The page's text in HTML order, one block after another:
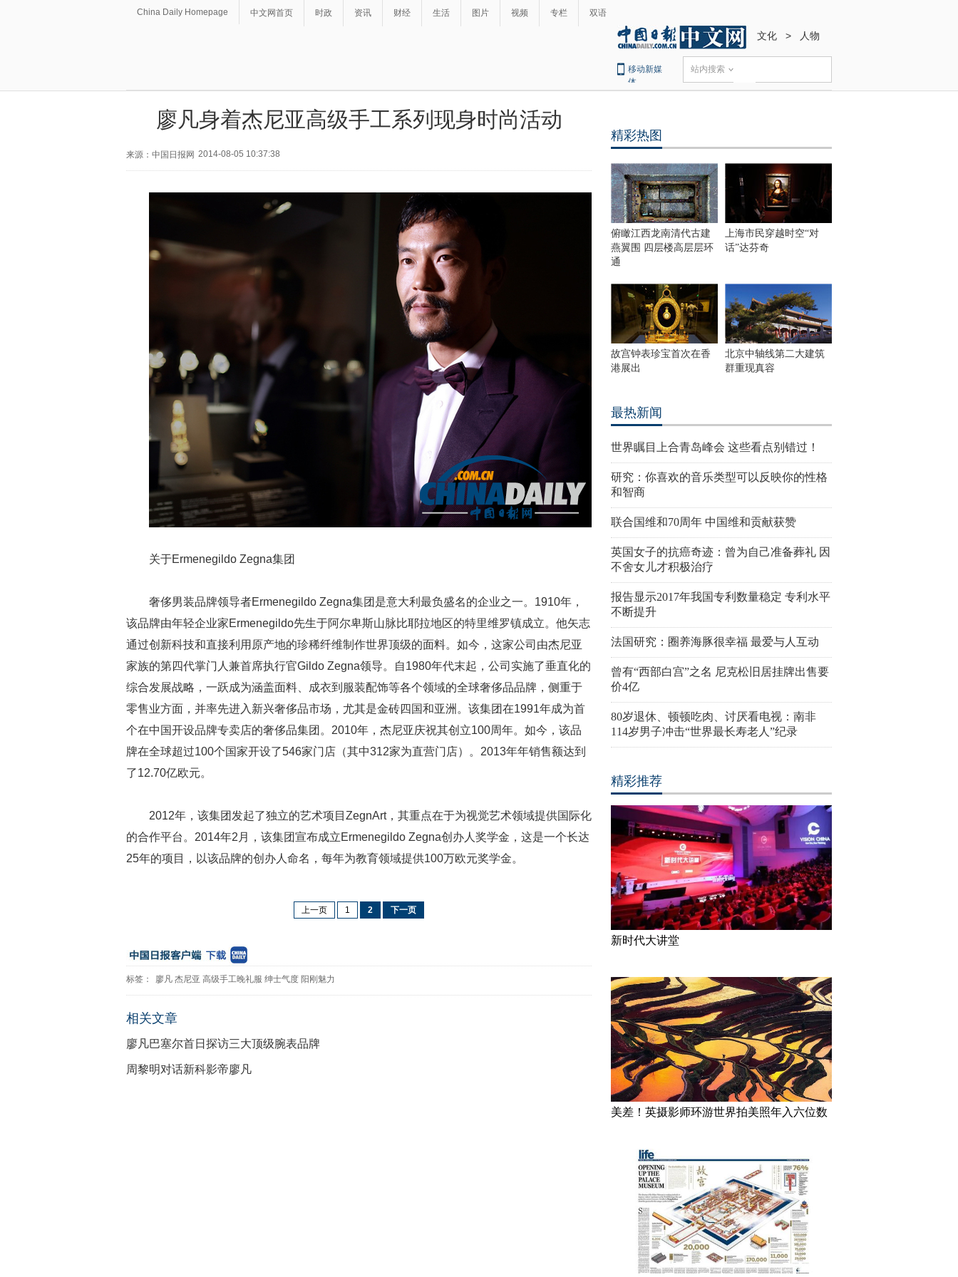
China Daily Homepage 中文网首页 时政 资讯 财经 生活 图片 视频 专栏 双语
文化 > 人物
移动新媒
体
站内搜索
廖凡身着杰尼亚高级手工系列现身时尚活动
来源：中国日报网 2014-08-05 10:37:38
关于Ermenegildo Zegna集团
奢侈男装品牌领导者Ermenegildo Zegna集团是意大利最负盛名的企业之一。1910年，
该品牌由年轻企业家Ermenegildo先生于阿尔卑斯山脉比耶拉地区的特里维罗镇成立。他矢志
通过创新科技和直接利用原产地的珍稀纤维制作世界顶级的面料。如今，这家公司由杰尼亚
家族的第四代掌门人兼首席执行官Gildo Zegna领导。自1980年代末起，公司实施了垂直化的
综合发展战略，一跃成为涵盖面料、成衣到服装配饰等各个领域的全球奢侈品品牌，侧重于
零售业方面，并率先进入新兴奢侈品市场，尤其是金砖四国和亚洲。该集团在1991年成为首
个在中国开设品牌专卖店的奢侈品集团。2010年，杰尼亚庆祝其创立100周年。如今，该品
牌在全球超过100个国家开设了546家门店（其中312家为直营门店）。2013年年销售额达到
了12.70亿欧元。
2012年，该集团发起了独立的艺术项目ZegnArt，其重点在于为视觉艺术领域提供国际化
的合作平台。2014年2月，该集团宣布成立Ermenegildo Zegna创办人奖学金，这是一个长达
25年的项目，以该品牌的创办人命名，每年为教育领域提供100万欧元奖学金。
上一页 1 2 下一页
标签： 廖凡 杰尼亚 高级手工晚礼服 绅士气度 阳刚魅力
相关文章
廖凡巴塞尔首日探访三大顶级腕表品牌
周黎明对话新科影帝廖凡
精彩热图
俯瞰江西龙南清代古建
燕翼围 四层楼高层层环
通
上海市民穿越时空“对
话”达芬奇
故宫钟表珍宝首次在香
港展出
北京中轴线第二大建筑
群重现真容
最热新闻
世界瞩目上合青岛峰会 这些看点别错过！
研究：你喜欢的音乐类型可以反映你的性格
和智商
联合国维和70周年 中国维和贡献获赞
英国女子的抗癌奇迹：曾为自己准备葬礼 因
不舍女儿才积极治疗
报告显示2017年我国专利数量稳定 专利水平
不断提升
法国研究：圈养海豚很幸福 最爱与人互动
曾有“西部白宫”之名 尼克松旧居挂牌出售要
价4亿
80岁退休、顿顿吃肉、讨厌看电视：南非
114岁男子冲击“世界最长寿老人”纪录
精彩推荐
新时代大讲堂
美差！英摄影师环游世界拍美照年入六位数